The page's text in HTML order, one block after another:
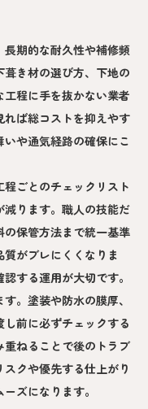
期的な耐久性や補修頻
き材の選び方、下地の
程に手を抜かない業者
ば総コストを抑えやす
や通気経路の確保にこ
ごとのチェックリスト
ります。職人の技能だ
保管方法まで統一基準
がブレにくくなりま
する運用が大切です。
。塗装や防水の膜厚、
前に必ずチェックする
ねることで後のトラブ
クや優先する仕上がり
ズになります。